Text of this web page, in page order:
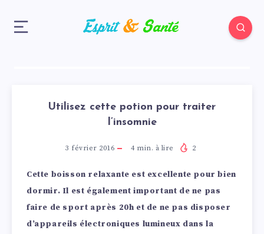
Utilisez cette potion pour traiter
l’insomnie
3 février 2016 4min. à lire 2
Cette boisson relaxante est excellente pour bien
dormir. Il est également important de ne pas
faire de sport après 20h et de ne pas disposer
d’appareils électroniques lumineux dans la